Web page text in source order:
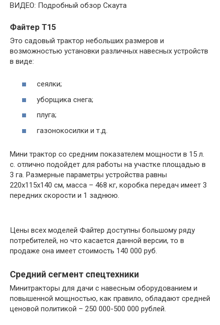
ВИДЕО: Подробный обзор Скаута
Файтер Т15
Это садовый трактор небольших размеров и
возможностью установки различных навесных устройств
в виде:
сеялки;
уборщика снега;
плуга;
газонокосилки и т.д.
Мини трактор со средним показателем мощности в 15 л.
с. отлично подойдет для работы на участке площадью в
3 га. Размерные параметры устройства равны
220х115х140 см, масса – 468 кг, коробка передач имеет 3
передних скорости и 1 заднюю.
Цены всех моделей Файтер доступны большому ряду
потребителей, но что касается данной версии, то в
продаже она имеет стоимость 140 000 руб.
Средний сегмент спецтехники
Минитракторы для дачи с навесным оборудованием и
повышенной мощностью, как правило, обладают средней
ценовой политикой – 250 000-500 000 рублей.